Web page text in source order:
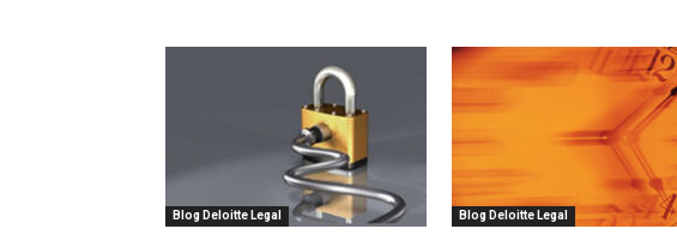
Blog Deloitte Legal Blog Deloitte Legal